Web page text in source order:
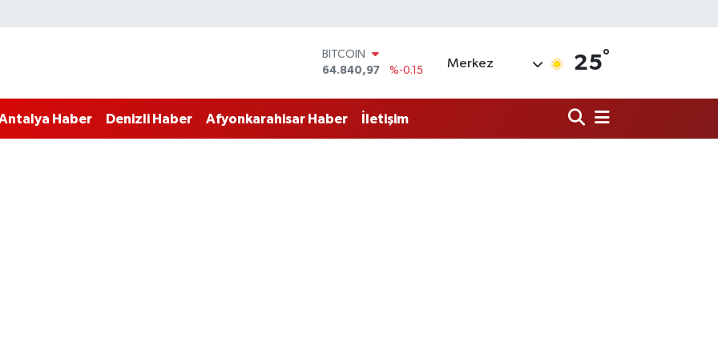
DOLAR
47,7436
%0.18
STERLİN
Merkez 25°
Haber Denizli Haber Afyonkarahisar Haber İletişim